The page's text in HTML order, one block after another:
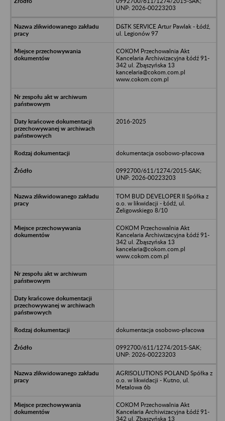
UNP: 2026-00223203
D&TK SERVICE Artur Pawlak - Łódź,
ul. Legionów 97
COKOM Przechowalnia Akt
Kancelaria Archiwizacyjna Łódź 91-
342 ul. Zbąszyńska 13
kancelaria@cokom.com.pl
www.cokom.com.pl
2016-2025
dokumentacja osobowo-płacowa
0992700/611/1274/2015-SAK;
UNP: 2026-00223203
TOM BUD DEVELOPER II Spółka z
o.o. w likwidacji - Łódź, ul.
Żeligowskiego 8/10
COKOM Przechowalnia Akt
Kancelaria Archiwizacyjna Łódź 91-
342 ul. Zbąszyńska 13
kancelaria@cokom.com.pl
www.cokom.com.pl
dokumentacja osobowo-płacowa
0992700/611/1274/2015-SAK;
UNP: 2026-00223203
AGRISOLUTIONS POLAND Spółka z
o.o. w likwidacji - Kutno, ul.
Metalowa 6b
COKOM Przechowalnia Akt
Kancelaria Archiwizacyjna Łódź 91-
342 ul. Zbąszyńska 13